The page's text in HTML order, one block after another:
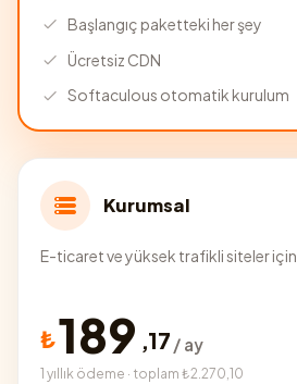
Başlangıç paketteki her şey
Ücretsiz CDN
Softaculous otomatik kurulum
Kurumsal
E-ticaret ve yüksek trafikli siteler için
₺189 ,17 / ay
1 yıllık ödeme · toplam ₺2.270,10